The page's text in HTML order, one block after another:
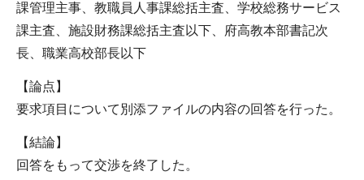
課管理主事、教職員人事課総括主査、学校総務サービス
課主査、施設財務課総括主査以下、府高教本部書記次
長、職業高校部長以下
【論点】
要求項目について別添ファイルの内容の回答を行った。
【結論】
回答をもって交渉を終了した。